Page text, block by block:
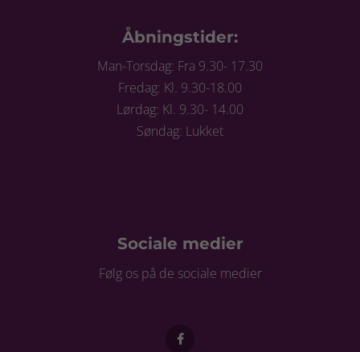
Åbningstider:
Man-Torsdag: Fra 9.30- 17.30
Fredag: Kl. 9.30-18.00
Lørdag: Kl. 9.30- 14.00
Søndag: Lukket
Sociale medier
Følg os på de sociale medier